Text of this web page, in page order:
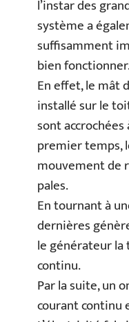
l’instar des
système a
suffisamment
bien
En effet, le mât
installé sur le
sont
premier temps,
mouvement de
pales.
En tournant à
dernières
le générateur
continu.
Par la suite, un
courant continu